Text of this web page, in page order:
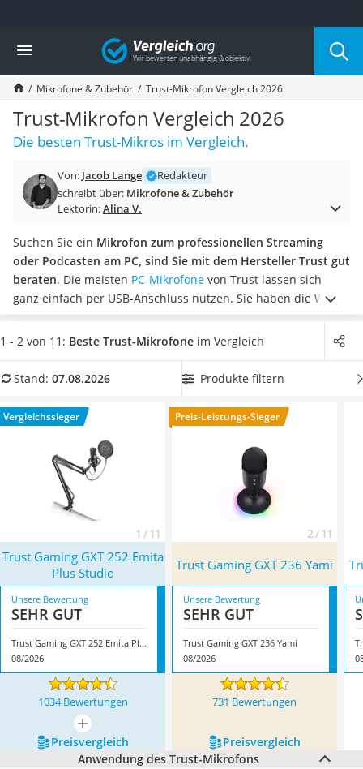
Die beliebtesten Vergleiche nach Kategorie
Elektronik
Powerstation
Monitor 32 Zoll 4K
Fernseher
Drucker
Desktop-PC
Diascanner
Laser-Multifunktionsdrucker
Powerstation mit Solarpanel
Gaming-PC
Soundbar
17-Zoll-Laptop
Satellitenschüssel
Gaming-Headset
Tablets unter 200 Euro
Lichtwecker
Acer Aspire
Vergleich
Mikrofone & Zubehör Trust-Mikrofon Vergleich 2026
Trust-Mikrofon Vergleich 2026
Die besten Trust-Mikros im Vergleich.
Von: Jacob Lange
Redakteur
schreibt über: Mikrofone & Zubehör
Lektorin:Alina V.
Suchen Sie ein Mikrofon zum professionellen Streaming
oder Podcasten am PC, sind Sie mit dem Hersteller Trust gut
beraten. Die meisten PC-Mikrofone von Trust lassen sich
ganz einfach per USB-Anschluss nutzen. Sie haben die Wahl
zwischen Mikros mit festem Standfuß, einklappbarem
Dreifuß oder Mikrofonarm zum Anklemmen an den Tisch.
Für
Internet einen Popfilter, der störende Geräuschquellen
ein Trust-Mikrofon mit Popfilter für den besten Klang
Überzeugt hat uns hier im August 2026 besonders das
Trust Gaming GXT 252 Emita Plus Studio
Eigenschaften.
1 - 2 von 11: Beste Trust-Mikrofone im Vergleich
Stand: 07.08.2026 Produkte filtern
Vergleichssieger
1 / 11
Preis-Leistungs-Sieger
2 / 11
Trust Gaming GXT 252 Emita
Plus Studio
Trust Gaming GXT 236 Yami
Unsere Bewertung
SEHR GUT
Trust Gaming GXT 252 Emita Plus Studio
08/2026
Unsere Bewertung
SEHR GUT
Trust Gaming GXT 236 Yami
08/2026
1034 Bewertungen 731 Bewertungen
mehr anzeigen
Preis­vergleich
Preis­vergleich
Anwendung des Trust-Mikrofons